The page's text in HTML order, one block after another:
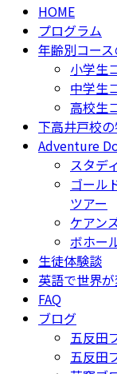
HOME
プログラム
年齢別コー
小学生
中学生
高校生
下高井戸校
Adventure
スタデ
ゴール
ツアー
ケアン
ボホー
生徒体験談
英語で世界
FAQ
ブログ
五反田
五反田